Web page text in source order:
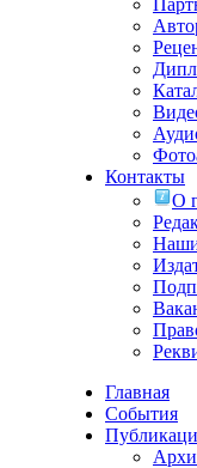
Контакты
О
Главная
События